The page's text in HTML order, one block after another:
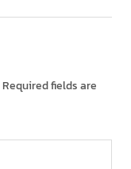
Required fields are